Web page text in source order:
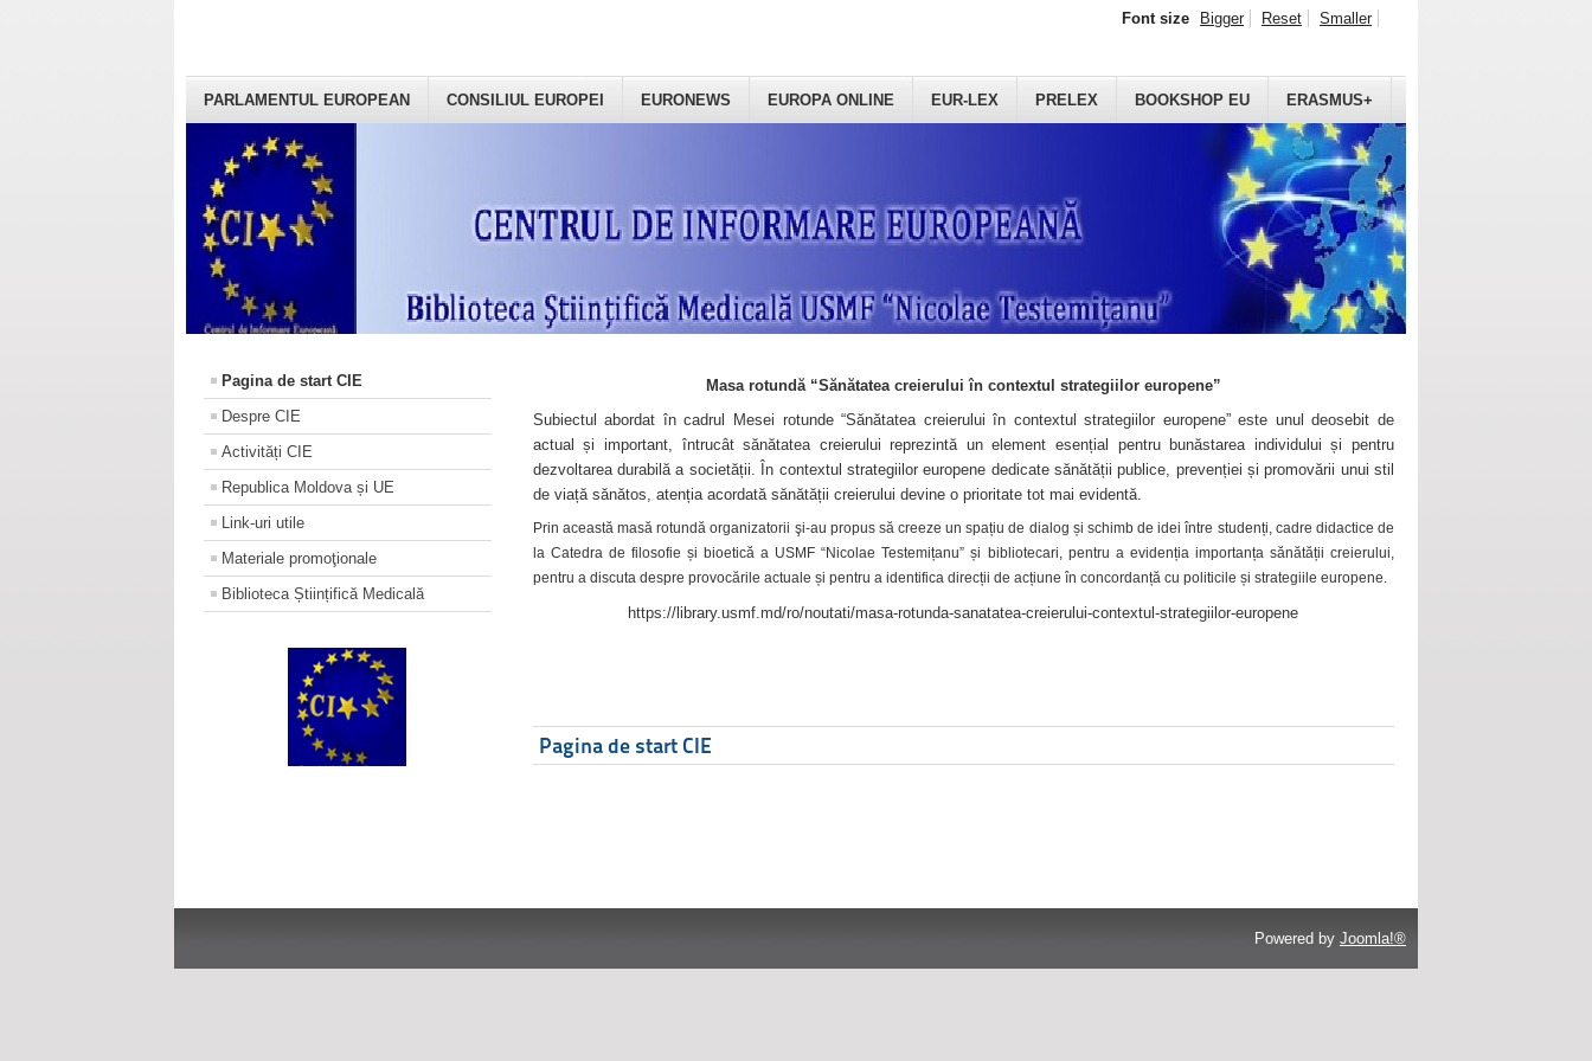
PARLAMENTUL EUROPEAN CONSILIUL EUROPEI EURONEWS EUROPA ONLINE EUR-LEX PRELEX BOOKSHOP EU ERASMUS+
Font size Bigger Reset Smaller
Pagina de start CIE
Despre CIE
Activități CIE
Republica Moldova și UE
Link-uri utile
Materiale promoţionale
Biblioteca Științifică Medicală
Masa rotundă “Sănătatea creierului în contextul strategiilor europene”
Subiectul abordat în cadrul Mesei rotunde “Sănătatea creierului în contextul strategiilor europene” este unul deosebit de
actual și important, întrucât sănătatea creierului reprezintă un element esențial pentru bunăstarea individului și pentru
dezvoltarea durabilă a societății. În contextul strategiilor europene dedicate sănătății publice, prevenției și promovării unui stil
de viață sănătos, atenția acordată sănătății creierului devine o prioritate tot mai evidentă.
Prin această masă rotundă organizatorii şi-au propus să creeze un spațiu de dialog și schimb de idei între studenți, cadre didactice de
la Catedra de filosofie și bioetică a USMF “Nicolae Testemițanu” și bibliotecari, pentru a evidenția importanța sănătății creierului,
pentru a discuta despre provocările actuale și pentru a identifica direcții de acțiune în concordanță cu politicile și strategiile europene.
https://library.usmf.md/ro/noutati/masa-rotunda-sanatatea-creierului-contextul-strategiilor-europene
Pagina de start CIE
Powered by Joomla!®